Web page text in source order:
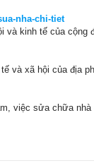
nha-chi-tiet
kinh tế của
và xã hội của địa
việc sửa chữa